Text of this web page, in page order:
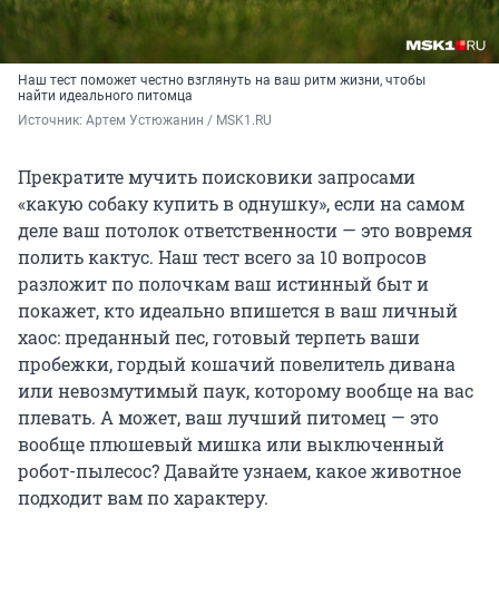
Наш тест поможет честно взглянуть на ваш ритм жизни, чтобы
найти идеального питомца
Источник: Артем Устюжанин / MSK1.RU
Прекратите мучить поисковики запросами
«какую собаку купить в однушку», если на самом
деле ваш потолок ответственности — это вовремя
полить кактус. Наш тест всего за 10 вопросов
разложит по полочкам ваш истинный быт и
покажет, кто идеально впишется в ваш личный
хаос: преданный пес, готовый терпеть ваши
пробежки, гордый кошачий повелитель дивана
или невозмутимый паук, которому вообще на вас
плевать. А может, ваш лучший питомец — это
вообще плюшевый мишка или выключенный
робот-пылесос? Давайте узнаем, какое животное
подходит вам по характеру.